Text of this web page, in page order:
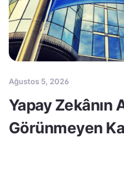
Ağustos 5, 2026
Yapay Zekânın
Görünmeyen